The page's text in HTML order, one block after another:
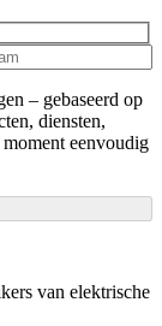
– gebaseerd op
diensten,
eenvoudig
van elektrische